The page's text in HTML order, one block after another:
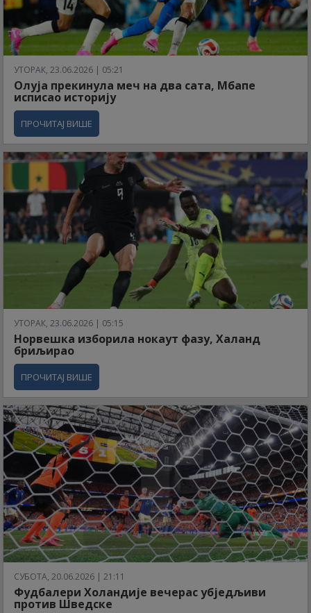
УТОРАК, 23.06.2026 | 05:21
Олуја прекинула меч на два сата, Мбапе
исписао историју
ПРОЧИТАЈ ВИШЕ
УТОРАК, 23.06.2026 | 05:15
Норвешка изборила нокаут фазу, Халанд
бриљирао
ПРОЧИТАЈ ВИШЕ
СУБОТА, 20.06.2026 | 21:11
Фудбалери Холандије вечерас убједљиви
против Шведске